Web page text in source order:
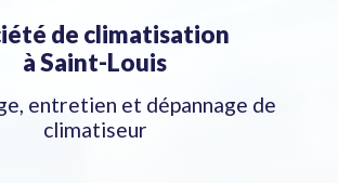
de climatisation
à Saint-Louis
entretien et dépannage de
climatiseur